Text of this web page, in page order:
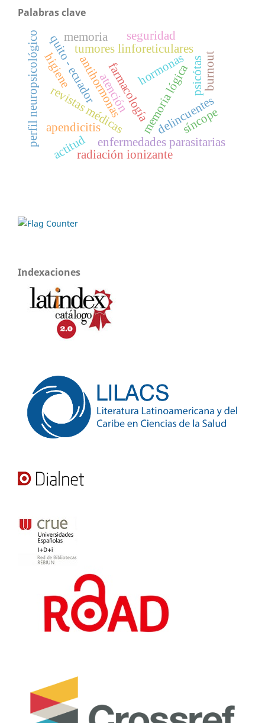
Palabras clave
memoria lógica
antihormonas hormonas
farmacología
revistas médicas
enfermedades parasitarias
apendicitis
tumores linforeticulares
quito - ecuador
perfil neuropsicológico atención
memoria
delincuentes
psicótas
radiación ionizante
síncope
seguridad
actitud
higiene burnout
Indexaciones